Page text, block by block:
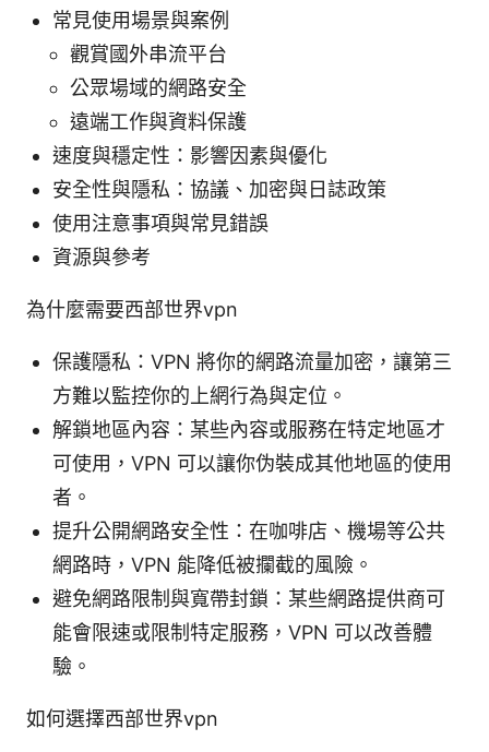
常見使用場景與案例
觀賞國外串流平台
公眾場域的網路安全
遠端工作與資料保護
速度與穩定性：影響因素與優化
安全性與隱私：協議、加密與日誌政策
使用注意事項與常見錯誤
資源與參考
為什麼需要西部世界vpn
保護隱私：VPN 將你的網路流量加密，讓第三
方難以監控你的上網行為與定位。
解鎖地區內容：某些內容或服務在特定地區才
可使用，VPN 可以讓你伪裝成其他地區的使用
者。
提升公開網路安全性：在咖啡店、機場等公共
網路時，VPN 能降低被攔截的風險。
避免網路限制與寬帶封鎖：某些網路提供商可
能會限速或限制特定服務，VPN 可以改善體
驗。
如何選擇西部世界vpn